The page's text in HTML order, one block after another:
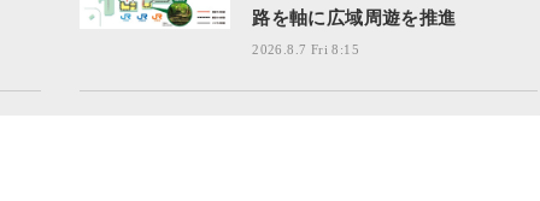
路を軸に広域周遊を推進
2026.8.7 Fri 8:15